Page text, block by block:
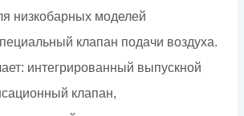
низкобарных моделей
клапан подачи воздуха.
интегрированный выпускной
клапан,